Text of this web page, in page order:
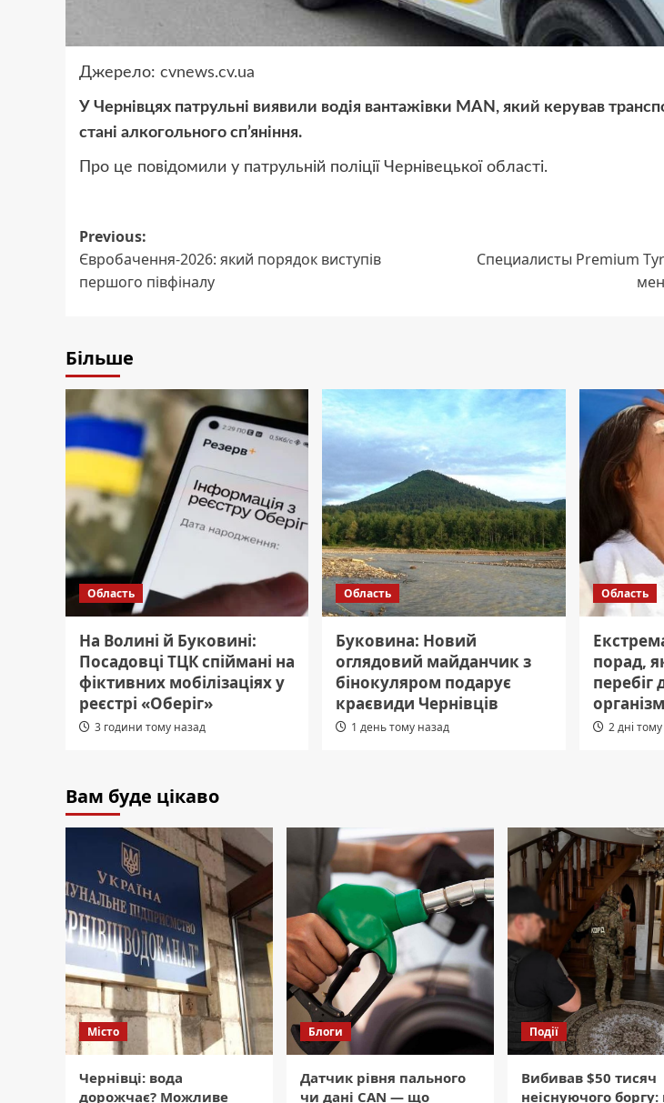
Джерело: cvnews.cv.ua
У Чернівцях патрульні виявили водія вантажівки MAN, який керував
стані алкогольного сп’яніння.
Про це повідомили у патрульній поліції Чернівецької області.
Post
navigation
Previous:
Євробачення-2026: який порядок виступів
першого півфіналу
Специалисты Premium
Більше
Область
На Волині й Буковині:
Посадовці ТЦК спіймані на
фіктивних мобілізаціях у
реєстрі «Оберіг»
3 години тому назад
Область
Буковина: Новий
оглядовий майданчик з
бінокуляром подарує
краєвиди Чернівців
1 день тому назад
Область
порад,
перебіг
2 дні
Вам буде цікаво
Місто
Чернівці: вода
дорожчає? Можливе
Блоги
Датчик рівня пального
чи дані CAN — що
Події
Вибивав $50 тисяч
неіснуючого боргу: